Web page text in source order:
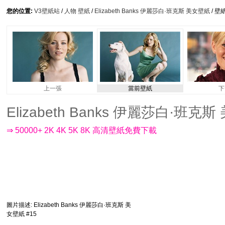
您的位置: V3壁紙站 / 人物 壁紙 / Elizabeth Banks 伊麗莎白·班克斯 美女壁紙 / 壁
上一張 當前壁紙
Elizabeth Banks 伊麗莎白·班克
⇒ 50000+ 2K 4K 5K 8K 高清壁紙免費下載
圖片描述: Elizabeth Banks 伊麗莎白·班克斯 美
女壁紙 #15